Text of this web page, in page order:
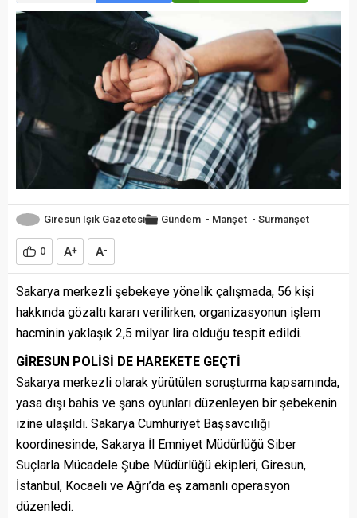
Giresun Işık Gazetesi Gündem - Manşet - Sürmanşet
0 A+ A-
Sakarya merkezli şebekeye yönelik çalışmada, 56 kişi
hakkında gözaltı kararı verilirken, organizasyonun işlem
hacminin yaklaşık 2,5 milyar lira olduğu tespit edildi.
GİRESUN POLİSİ DE HAREKETE GEÇTİ
Sakarya merkezli olarak yürütülen soruşturma kapsamında,
yasa dışı bahis ve şans oyunları düzenleyen bir şebekenin
izine ulaşıldı. Sakarya Cumhuriyet Başsavcılığı
koordinesinde, Sakarya İl Emniyet Müdürlüğü Siber
Suçlarla Mücadele Şube Müdürlüğü ekipleri, Giresun,
İstanbul, Kocaeli ve Ağrı’da eş zamanlı operasyon
düzenledi.